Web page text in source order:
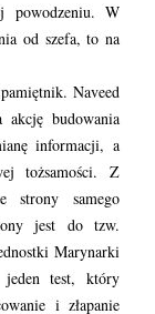
powodzeniu. W
od szefa, to na
Naveed
budowania
informacji, a
tożsamości. Z
strony samego
jest do tzw.
Marynarki
jeden test, który
i złapanie